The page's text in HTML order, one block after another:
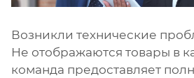
Возникли технические
Не отображаются товары в
команда предоставляет